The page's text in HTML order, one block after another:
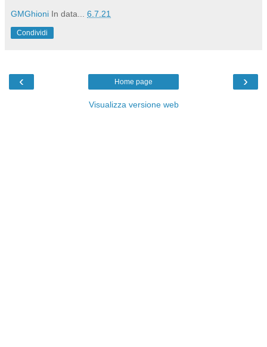
GMGhioni In data... 6.7.21
Condividi
‹ ›
Home page
Visualizza versione web